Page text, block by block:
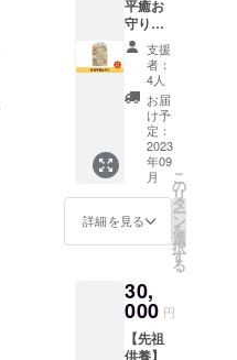
選びい
ただけ
ませ
ん。ご
了承く
ださ
い。
平癒お
守り】
霊泉大
社の病
気平癒
お守り
です。
早く良
くなっ
てほし
い、と
いう願
いを込
めてお
届けし
※送料込
みのお
値段で
す。
支援
者：
4人
お届
け予
定：
2023
年09
月
詳細を見る
こ
の
リ
タ
ー
ン
を
選
択
す
る
30,
000 円
【先祖
供養】